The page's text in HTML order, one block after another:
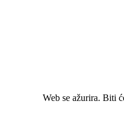
Web se ažurira. Biti